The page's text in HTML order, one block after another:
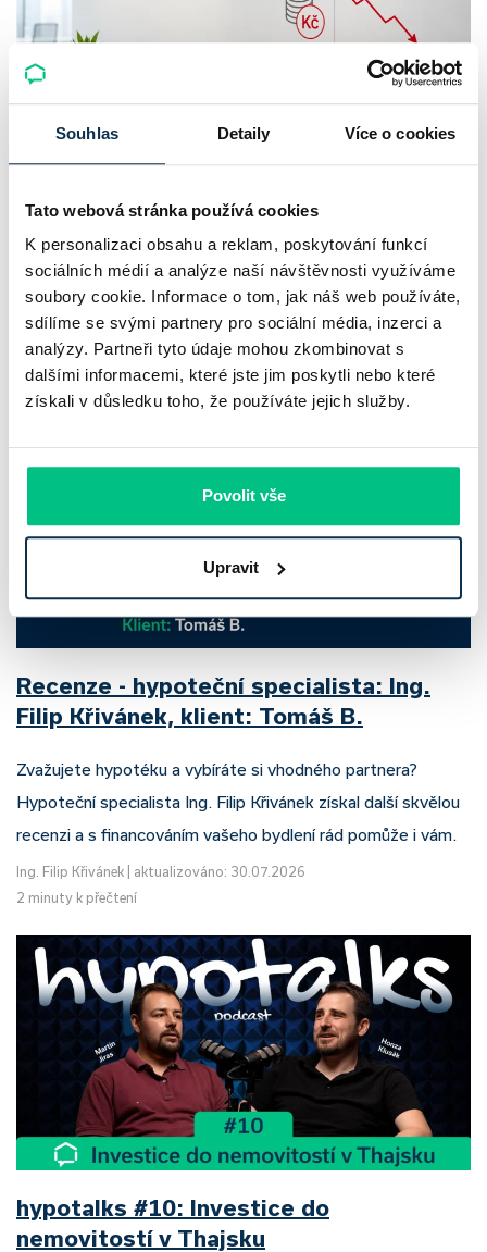
Souhlas Detaily Více o cookies
Tato webová stránka používá cookies
K personalizaci obsahu a reklam, poskytování funkcí
sociálních médií a analýze naší návštěvnosti využíváme
soubory cookie. Informace o tom, jak náš web používáte,
sdílíme se svými partnery pro sociální média, inzerci a
analýzy. Partneři tyto údaje mohou zkombinovat s
dalšími informacemi, které jste jim poskytli nebo které
získali v důsledku toho, že používáte jejich služby.
Povolit vše
Upravit
Komerční banka nabízí docela plastický obrázek dnešního
bankovního trhu. Na jedné straně jí podle zadaného rámce
klesl zisk na 8,5 miliardy korun, na druhé ale dál výrazně
rostly úvěry a…
Pavel Pohanka|aktualizováno: 31.07.2026
Recenze - hypoteční specialista: Ing.
Filip Křivánek, klient: Tomáš B.
Zvažujete hypotéku a vybíráte si vhodného partnera?
Hypoteční specialista Ing. Filip Křivánek získal další skvělou
recenzi a s financováním vašeho bydlení rád pomůže i vám.
Ing. Filip Křivánek
aktualizováno: 30.07.2026
2 minuty k přečtení
hypotalks #10: Investice do
nemovitostí v Thajsku